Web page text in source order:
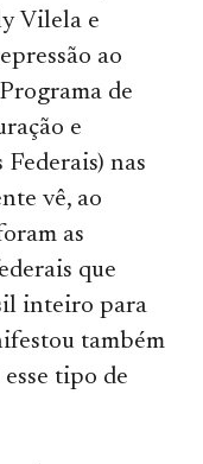
Vilela e
ao
de
e
nas
vê, ao
as
que
inteiro para
também
tipo de